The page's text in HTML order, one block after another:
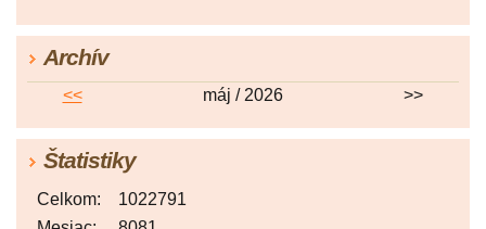
Archív
<< máj / 2026 >>
Štatistiky
Celkom:
1022791